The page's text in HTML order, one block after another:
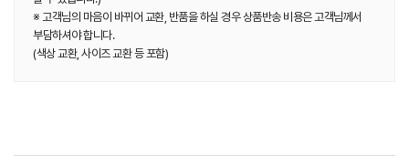
※ 고객님의 마음이 바뀌어 교환, 반품을 하실 경우 상품반송 비용은 고객님께서
부담하셔야 합니다.
(색상 교환, 사이즈 교환 등 포함)